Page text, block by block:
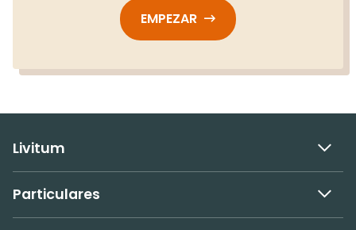
EMPEZAR
Livitum
Particulares